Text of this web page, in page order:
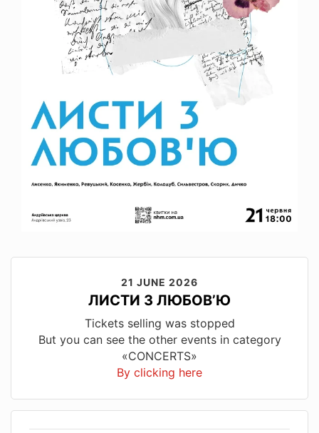
21 JUNE 2026
ЛИСТИ З ЛЮБОВ’Ю
Tickets selling was stopped
But you can see the other events in category
«CONCERTS»
By clicking here